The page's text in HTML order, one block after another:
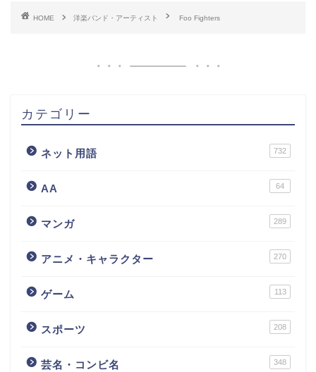
HOME 洋楽バンド・アーティスト Foo Fighters
カテゴリー
ネット用語 732
AA 64
マンガ 289
アニメ・キャラクター 270
ゲーム 113
スポーツ 208
芸名・コンビ名 348